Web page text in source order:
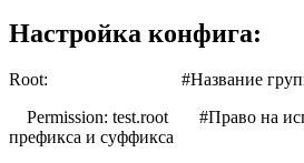
Настройка конфига:
Root: #Название
Permission: test.root #Право на
префикса и суффикса